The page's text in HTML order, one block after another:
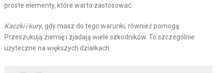
proste elementy, które warto zastosować.
Kaczki i kury, gdy masz do tego warunki, również pomogą.
Przeszukują ziemię i zjadają wiele szkodników. To szczególnie
użyteczne na większych działkach.